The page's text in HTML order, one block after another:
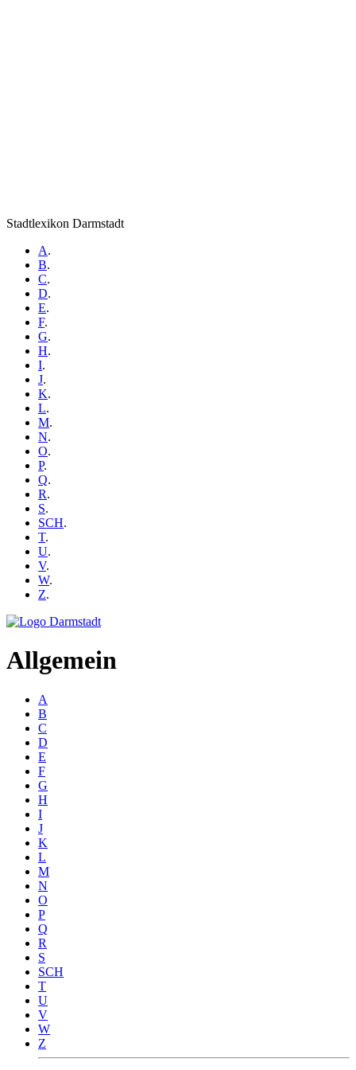
Stadtlexikon Darmstadt
A.
B.
C.
D.
E.
F.
G.
H.
I.
J.
K.
L.
M.
N.
O.
P.
Q.
R.
S.
SCH.
T.
U.
V.
W.
Z.
Allgemein
A
B
C
D
E
F
G
H
I
J
K
L
M
N
O
P
Q
R
S
SCH
T
U
V
W
Z